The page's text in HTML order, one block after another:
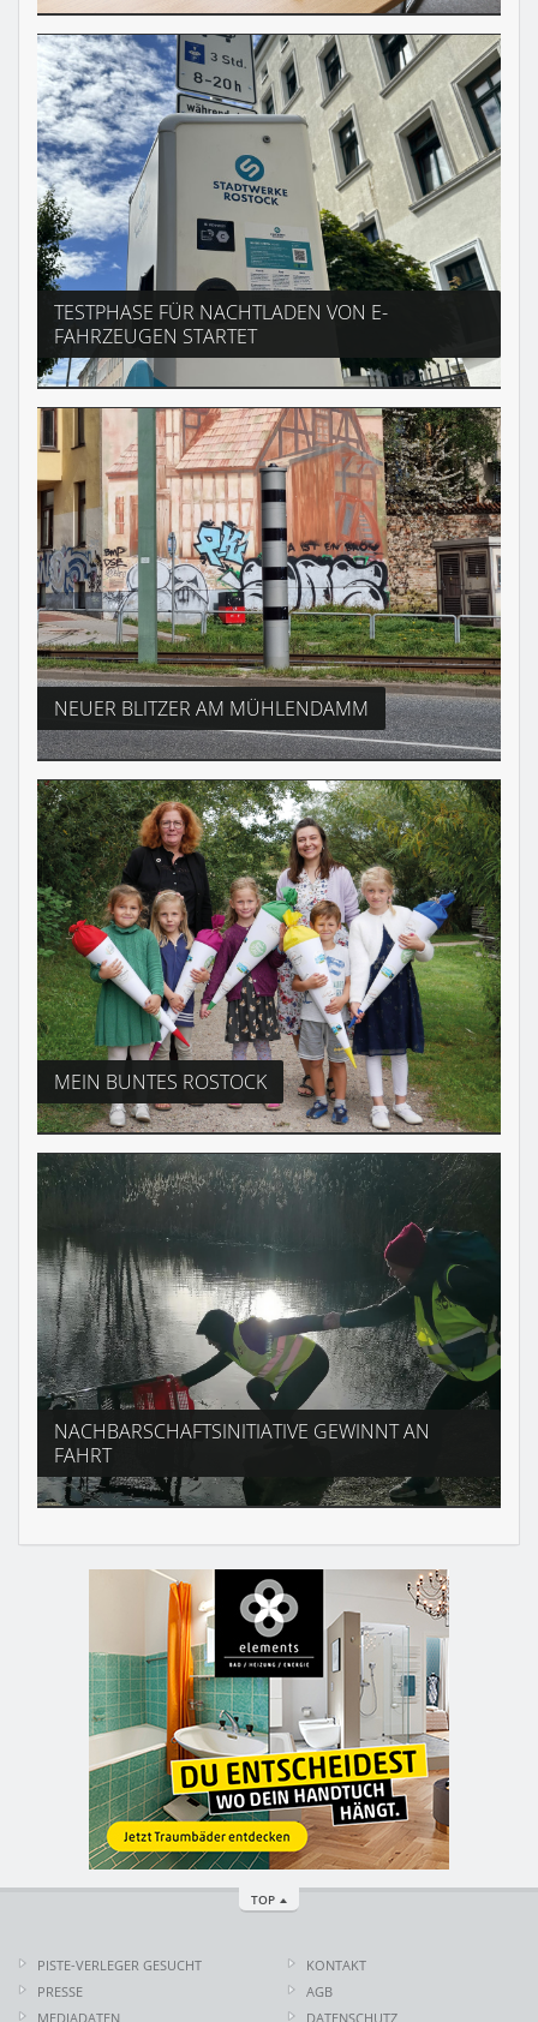
TESTPHASE FÜR NACHTLADEN VON E-
FAHRZEUGEN STARTET
NEUER BLITZER AM MÜHLENDAMM
MEIN BUNTES ROSTOCK
NACHBARSCHAFTSINITIATIVE GEWINNT AN
FAHRT
TOP
PISTE-VERLEGER GESUCHT
PRESSE
MEDIADATEN
KONTAKT
AGB
DATENSCHUTZ